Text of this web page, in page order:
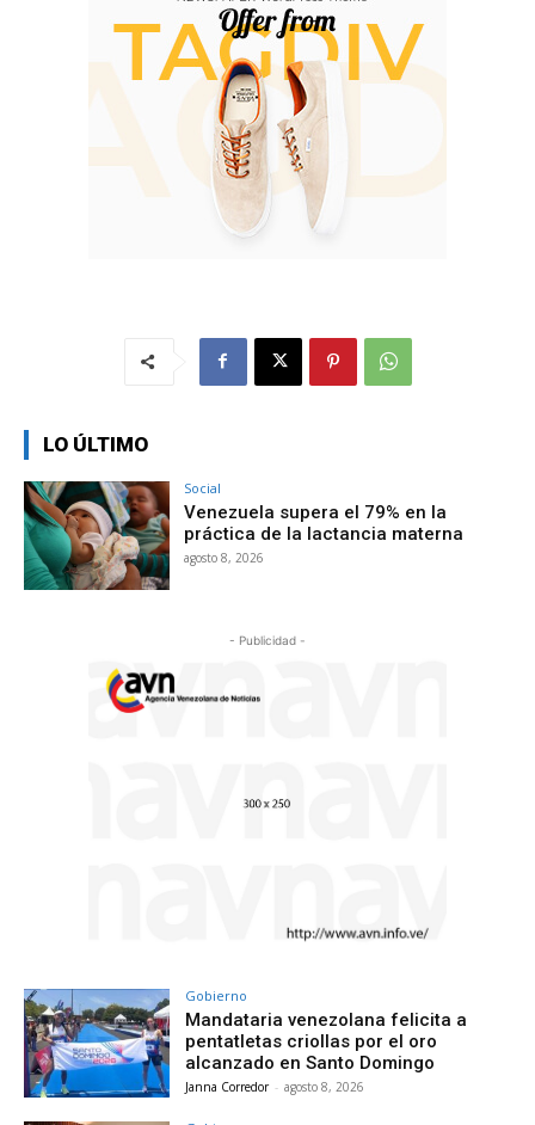
LO ÚLTIMO
Social
Venezuela supera el 79% en la
práctica de la lactancia materna
agosto 8, 2026
- Publicidad -
Gobierno
Mandataria venezolana felicita a
pentatletas criollas por el oro
alcanzado en Santo Domingo
Janna Corredor - agosto 8, 2026